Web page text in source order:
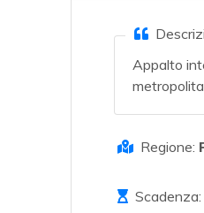
Appalto
Regione:
Scadenza: